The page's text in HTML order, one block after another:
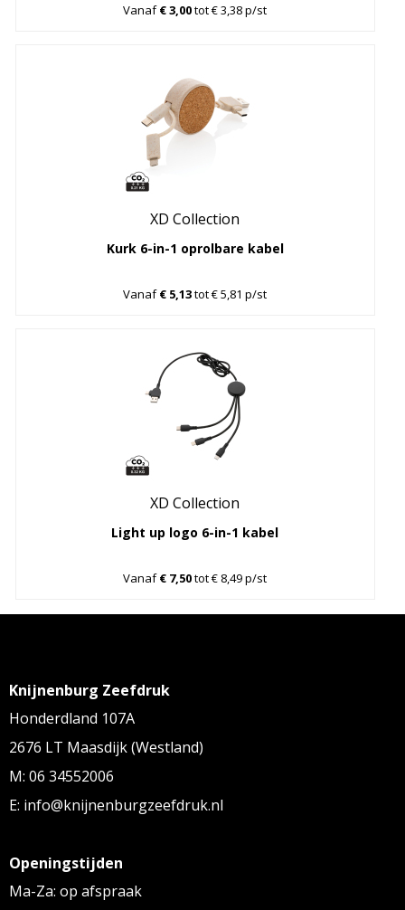
Vanaf€ 3,00tot € 3,38 p/st
XD Collection
Kurk 6-in-1 oprolbare kabel
Vanaf€ 5,13tot € 5,81 p/st
XD Collection
Light up logo 6-in-1 kabel
Vanaf€ 7,50tot € 8,49 p/st
Knijnenburg Zeefdruk
Honderdland 107A
2676 LT Maasdijk (Westland)
M: 06 34552006
E: info@knijnenburgzeefdruk.nl
Openingstijden
Ma-Za: op afspraak